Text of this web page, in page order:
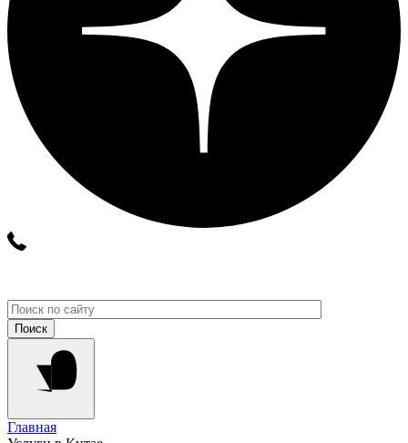
Главная